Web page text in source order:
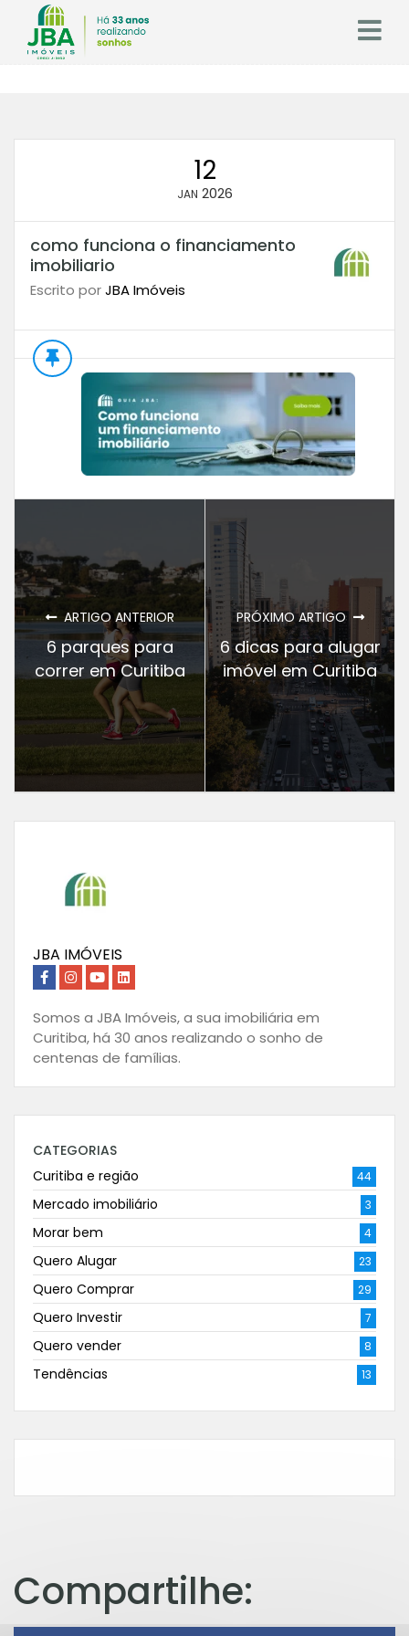
12
JAN 2026
como funciona o financiamento
imobiliario
Escrito porJBA Imóveis
ARTIGO ANTERIOR
6 parques para
correr em Curitiba
PRÓXIMO ARTIGO
6 dicas para alugar
imóvel em Curitiba
JBA IMÓVEIS
Somos a JBA Imóveis, a sua imobiliária em
Curitiba, há 30 anos realizando o sonho de
centenas de famílias.
CATEGORIAS
Curitiba e região
44
Mercado imobiliário 3
Morar bem 4
Quero Alugar 23
Quero Comprar 29
Quero Investir 7
Quero vender 8
Tendências 13
Compartilhe: